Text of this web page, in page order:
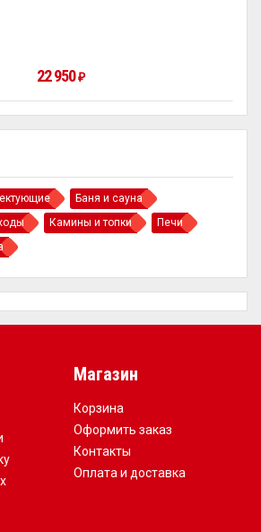
Баня и сауна
Камины и топки
Печи
22 950 ₽
Магазин
Корзина
Оформить заказ
Контакты
Оплата и доставка